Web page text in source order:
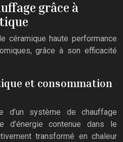
grâce à
céramique haute performance
grâce à son efficacité
et consommation
d’un système de chauffage
d’énergie contenue dans le
transformé en chaleur